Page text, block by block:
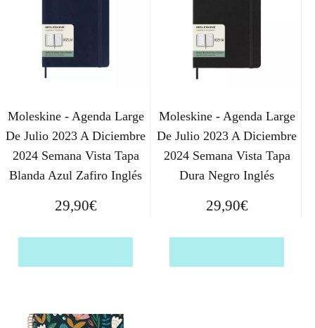
Moleskine - Agenda Large
De Julio 2023 A Diciembre
2024 Semana Vista Tapa
Blanda Azul Zafiro Inglés
29,90€
Moleskine - Agenda Large
De Julio 2023 A Diciembre
2024 Semana Vista Tapa
Dura Negro Inglés
29,90€